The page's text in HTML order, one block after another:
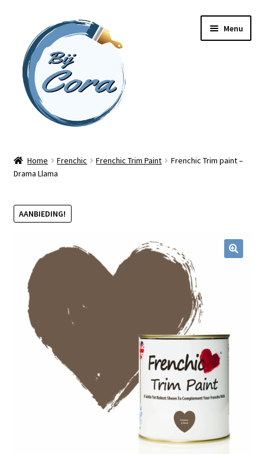
naar
navigatie
inhoud
Menu
Workshops
Online cursussen
Blog / DIY / Tutorials
Over mij
Contact
Home Frenchic Frenchic Trim Paint
Frenchic Trim paint –
Drama Llama
AANBIEDING!